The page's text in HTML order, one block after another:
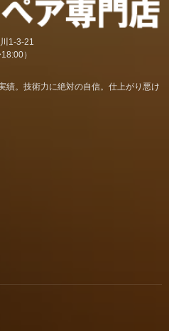
1-3-21
）
績。技術力に絶対の自信。仕上がり悪け